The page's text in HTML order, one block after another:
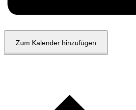
Zum Kalender hinzufügen